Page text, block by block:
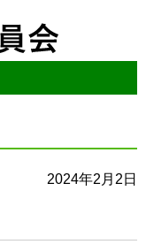
2024年2月2日